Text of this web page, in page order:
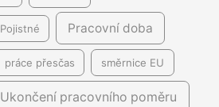
Pojistné Pracovní doba
práce přesčas směrnice EU
Ukončení pracovního poměru